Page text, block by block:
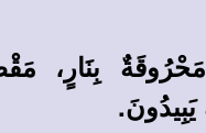
بِنَارٍ،
يَبِيدُونَ.